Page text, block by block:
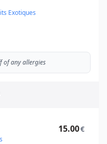
Exotiques
of any allergies
15.00€